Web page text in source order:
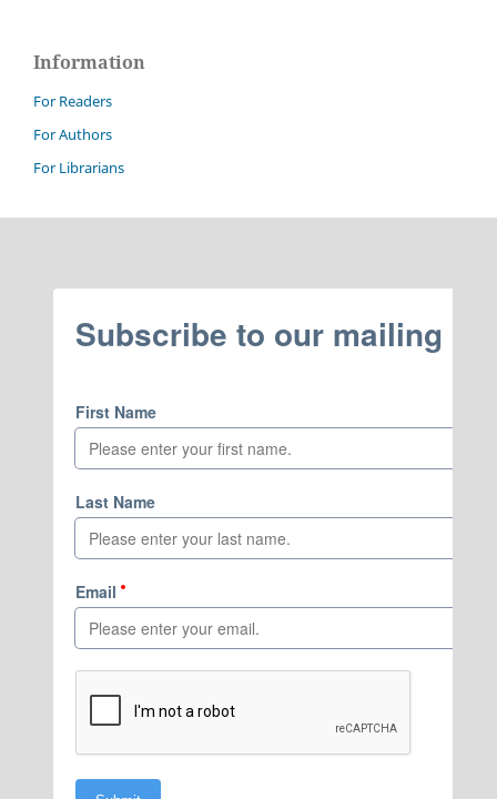
Information
For Readers
For Authors
For Librarians